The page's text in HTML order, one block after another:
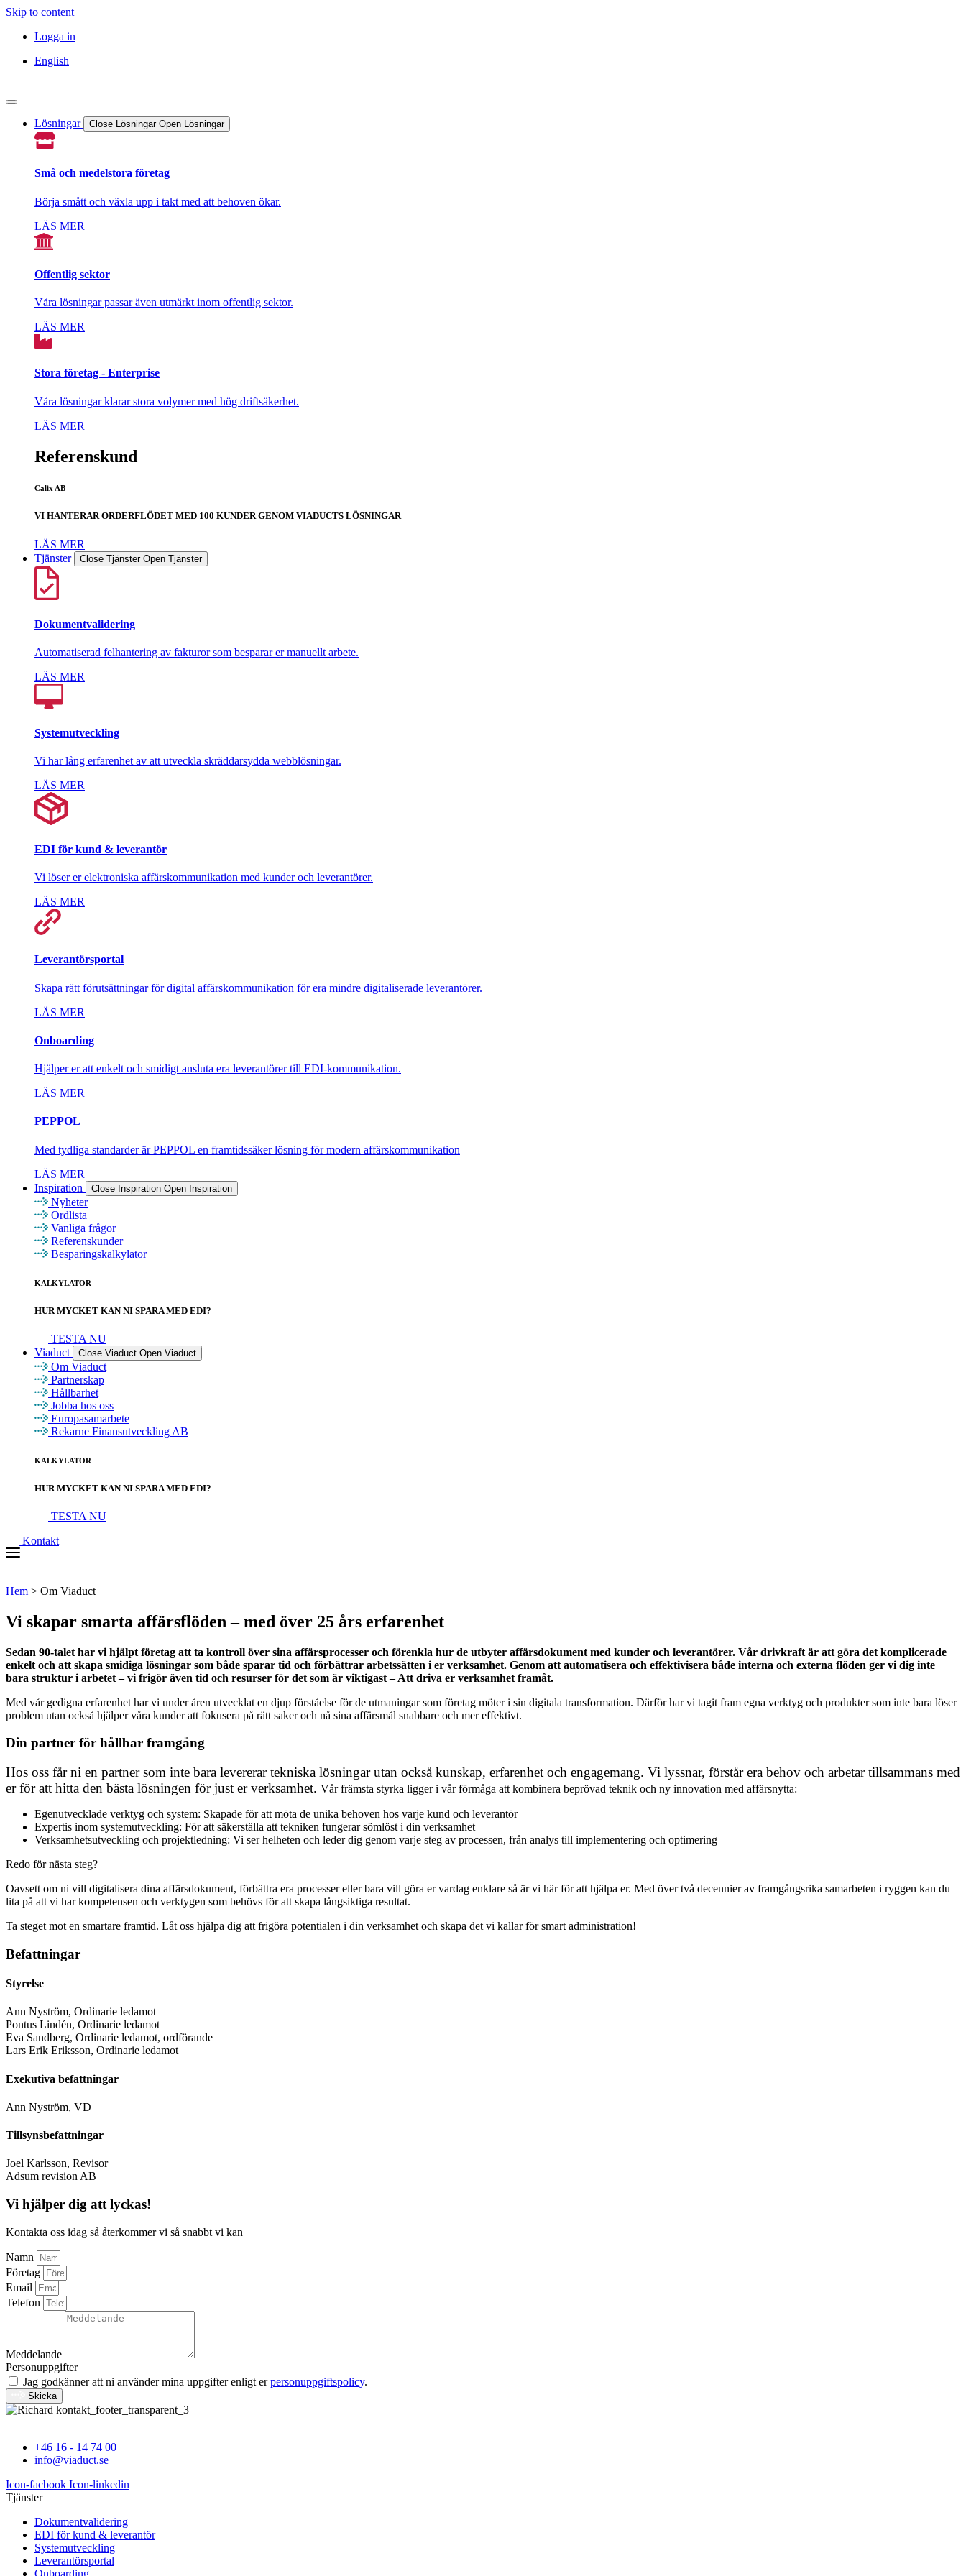
Skip to content
Logga in
English
Lösningar Close Lösningar Open Lösningar
Små och medelstora företag
Börja smått och växla upp i takt med att behoven ökar.
LÄS MER
Offentlig sektor
Våra lösningar passar även utmärkt inom offentlig sektor.
LÄS MER
Stora företag - Enterprise
Våra lösningar klarar stora volymer med hög driftsäkerhet.
LÄS MER
Referenskund
Calix AB
VI HANTERAR ORDERFLÖDET MED 100 KUNDER GENOM VIADUCTS LÖSNINGAR
LÄS MER
Tjänster
Close Tjänster Open Tjänster
Dokumentvalidering
Automatiserad felhantering av fakturor som besparar er manuellt arbete.
LÄS MER
Systemutveckling
Vi har lång erfarenhet av att utveckla skräddarsydda webblösningar.
LÄS MER
EDI för kund & leverantör
Vi löser er elektroniska affärskommunikation med kunder och leverantörer.
LÄS MER
Leverantörsportal
Skapa rätt förutsättningar för digital affärskommunikation för era mindre digitaliserade leverantörer.
LÄS MER
Onboarding
Hjälper er att enkelt och smidigt ansluta era leverantörer till EDI-kommunikation.
LÄS MER
PEPPOL
Med tydliga standarder är PEPPOL en framtidssäker lösning för modern affärskommunikation
LÄS MER
Inspiration
Close Inspiration Open Inspiration
Nyheter
Ordlista
Vanliga frågor
Referenskunder
Besparingskalkylator
KALKYLATOR
HUR MYCKET KAN NI SPARA MED EDI?
TESTA NU
Viaduct
Close Viaduct Open Viaduct
Om Viaduct
Partnerskap
Hållbarhet
Jobba hos oss
Europasamarbete
Rekarne Finansutveckling AB
KALKYLATOR
HUR MYCKET KAN NI SPARA MED EDI?
TESTA NU
Kontakt
Hem > Om Viaduct
Vi skapar smarta affärsflöden – med över 25 års erfarenhet
Sedan 90-talet har vi hjälpt företag att ta kontroll över sina affärsprocesser och förenkla hur de utbyter affärsdokument med kunder och leverantörer. Vår drivkraft är att göra det komplicerade
enkelt och att skapa smidiga lösningar som både sparar tid och förbättrar arbetssätten i er verksamhet. Genom att automatisera och effektivisera både interna och externa flöden ger vi dig inte
bara struktur i arbetet – vi frigör även tid och resurser för det som är viktigast – Att driva er verksamhet framåt.
Med vår gedigna erfarenhet har vi under åren utvecklat en djup förståelse för de utmaningar som företag möter i sin digitala transformation. Därför har vi tagit fram egna verktyg och produkter som inte bara löser
problem utan också hjälper våra kunder att fokusera på rätt saker och nå sina affärsmål snabbare och mer effektivt.
Din partner för hållbar framgång
Hos oss får ni en partner som inte bara levererar tekniska lösningar utan också kunskap, erfarenhet och engagemang. Vi lyssnar, förstår era behov och arbetar tillsammans med
er för att hitta den bästa lösningen för just er verksamhet. Vår främsta styrka ligger i vår förmåga att kombinera beprövad teknik och ny innovation med affärsnytta:
Egenutvecklade verktyg och system: Skapade för att möta de unika behoven hos varje kund och leverantör
Expertis inom systemutveckling: För att säkerställa att tekniken fungerar sömlöst i din verksamhet
Verksamhetsutveckling och projektledning: Vi ser helheten och leder dig genom varje steg av processen, från analys till implementering och optimering
Redo för nästa steg?
Oavsett om ni vill digitalisera dina affärsdokument, förbättra era processer eller bara vill göra er vardag enklare så är vi här för att hjälpa er. Med över två decennier av framgångsrika samarbeten i ryggen kan du
lita på att vi har kompetensen och verktygen som behövs för att skapa långsiktiga resultat.
Ta steget mot en smartare framtid. Låt oss hjälpa dig att frigöra potentialen i din verksamhet och skapa det vi kallar för smart administration!
Befattningar
Styrelse
Ann Nyström, Ordinarie ledamot
Pontus Lindén, Ordinarie ledamot
Eva Sandberg, Ordinarie ledamot, ordförande
Lars Erik Eriksson, Ordinarie ledamot
Exekutiva befattningar
Ann Nyström, VD
Tillsynsbefattningar
Joel Karlsson, Revisor
Adsum revision AB
Vi hjälper dig att lyckas!
Kontakta oss idag så återkommer vi så snabbt vi kan
Namn
Företag
Email
Telefon
Meddelande
Personuppgifter
Jag godkänner att ni använder mina uppgifter enligt erpersonuppgiftspolicy.
Skicka
+46 16 - 14 74 00
info@viaduct.se
Icon-facbook Icon-linkedin
Tjänster
Dokumentvalidering
EDI för kund & leverantör
Systemutveckling
Leverantörsportal
Onboarding